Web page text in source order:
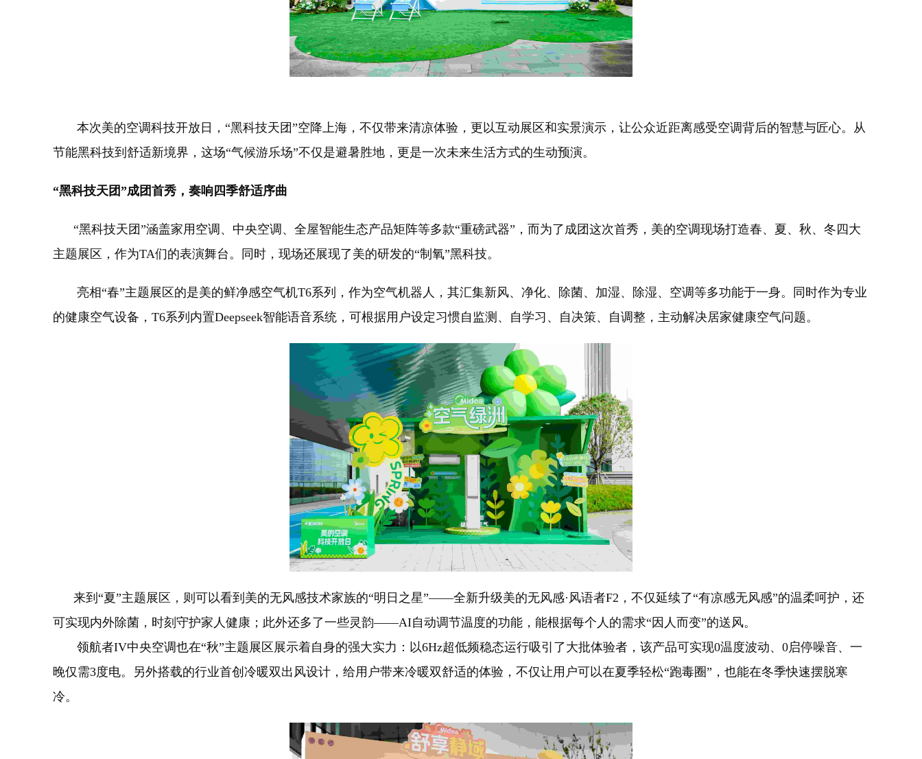
本次美的空调科技开放日，“黑科技天团”空降上海，不仅带来清凉体验，更以互动展区和实景演示，让公众近距离感受空调背后的智慧与匠心。从
节能黑科技到舒适新境界，这场“气候游乐场”不仅是避暑胜地，更是一次未来生活方式的生动预演。
“黑科技天团”成团首秀，奏响四季舒适序曲
“黑科技天团”涵盖家用空调、中央空调、全屋智能生态产品矩阵等多款“重磅武器”，而为了成团这次首秀，美的空调现场打造春、夏、秋、冬四大
主题展区，作为TA们的表演舞台。同时，现场还展现了美的研发的“制氧”黑科技。
亮相“春”主题展区的是美的鲜净感空气机T6系列，作为空气机器人，其汇集新风、净化、除菌、加湿、除湿、空调等多功能于一身。同时作为专业
的健康空气设备，T6系列内置Deepseek智能语音系统，可根据用户设定习惯自监测、自学习、自决策、自调整，主动解决居家健康空气问题。
来到“夏”主题展区，则可以看到美的无风感技术家族的“明日之星”——全新升级美的无风感·风语者F2，不仅延续了“有凉感无风感”的温柔呵护，还
可实现内外除菌，时刻守护家人健康；此外还多了一些灵韵——AI自动调节温度的功能，能根据每个人的需求“因人而变”的送风。
领航者IV中央空调也在“秋”主题展区展示着自身的强大实力：以6Hz超低频稳态运行吸引了大批体验者，该产品可实现0温度波动、0启停噪音、一
晚仅需3度电。另外搭载的行业首创冷暖双出风设计，给用户带来冷暖双舒适的体验，不仅让用户可以在夏季轻松“跑毒圈”，也能在冬季快速摆脱寒
冷。